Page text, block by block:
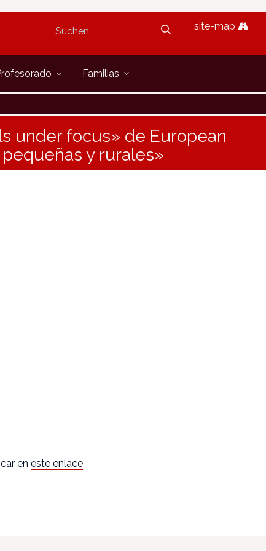
site-map
Familias
under focus» de European
y rurales»
eneste enlace